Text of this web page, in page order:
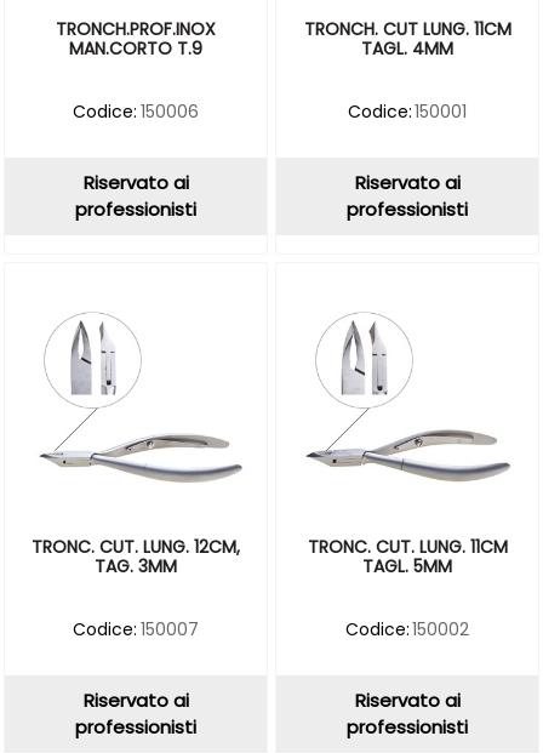
TRONCH.PROF.INOX
MAN.CORTO T.9
Codice: 150006
Riservato ai
professionisti
TRONCH. CUT LUNG. 11CM
TAGL. 4MM
Codice:150001
Riservato ai
professionisti
TRONC. CUT. LUNG. 12CM,
TAG. 3MM
Codice: 150007
Riservato ai
professionisti
TRONC. CUT. LUNG. 11CM
TAGL. 5MM
Codice:150002
Riservato ai
professionisti